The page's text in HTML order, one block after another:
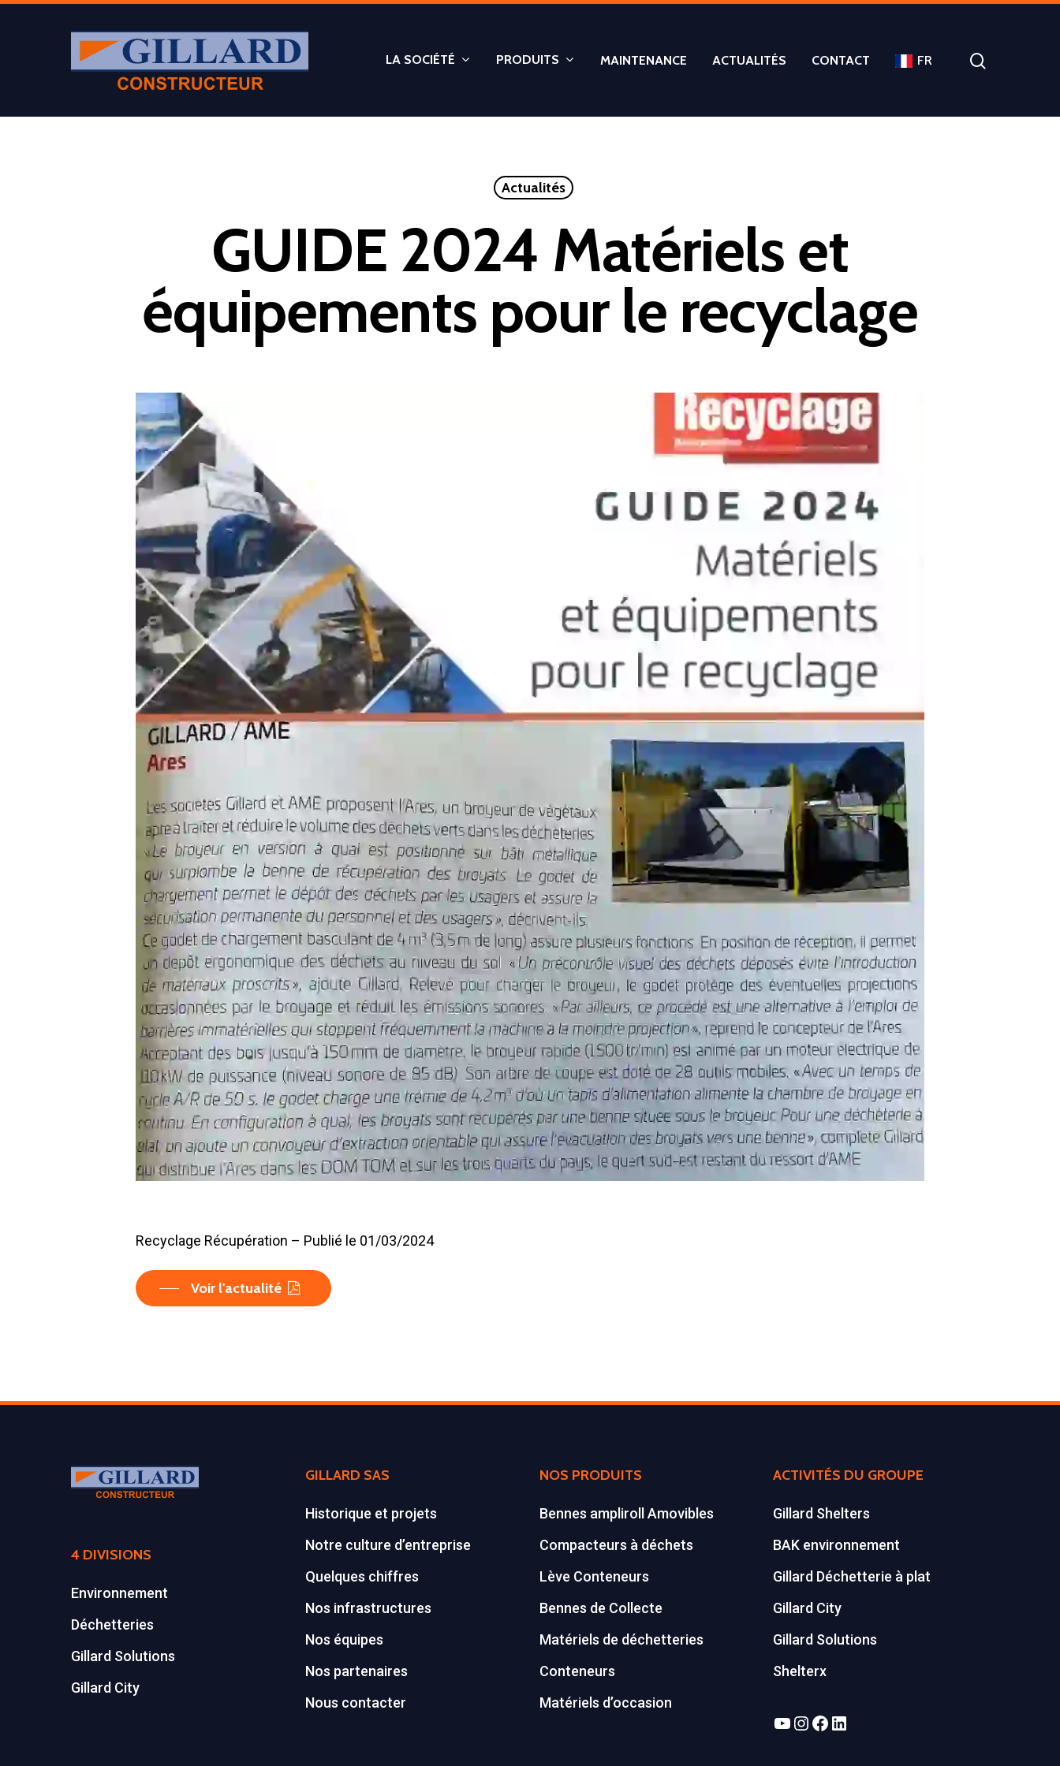
LA SOCIÉTÉ PRODUITS MAINTENANCE ACTUALITÉS CONTACT FR
Actualités
GUIDE 2024 Matériels et
équipements pour le recyclage
Recyclage Récupération – Publié le 01/03/2024
Voir l'actualité
4 DIVISIONS
Environnement
Déchetteries
Gillard Solutions
Gillard City
GILLARD SAS
Historique et projets
Notre culture d’entreprise
Quelques chiffres
Nos infrastructures
Nos équipes
Nos partenaires
Nous contacter
NOS PRODUITS
Bennes ampliroll Amovibles
Compacteurs à déchets
Lève Conteneurs
Bennes de Collecte
Matériels de déchetteries
Conteneurs
Matériels d’occasion
ACTIVITÉS DU GROUPE
Gillard Shelters
BAK environnement
Gillard Déchetterie à plat
Gillard City
Gillard Solutions
Shelterx
YouTube
Instagram
Facebook
Environnement
Déchetteries
Gillard Solutions
Gillard City
GILLARD S.A.S.
Z.A., Rue des Peupliers / BP 27
77590 BOIS LE ROI
Tél : 01 60 69 68 66
contact@gillard-sas.fr